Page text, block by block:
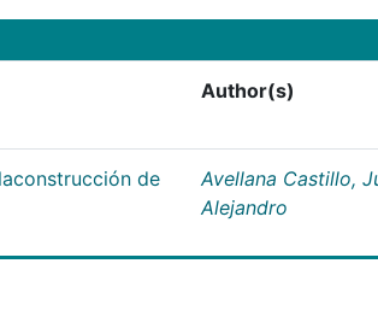
Author(s)
de
Avellana Castillo,
Alejandro